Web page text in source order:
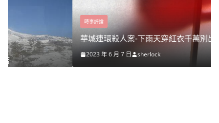
華城連環殺人案-下雨天穿紅衣千萬別出門
2023 年 6 月 7 日 sherlock